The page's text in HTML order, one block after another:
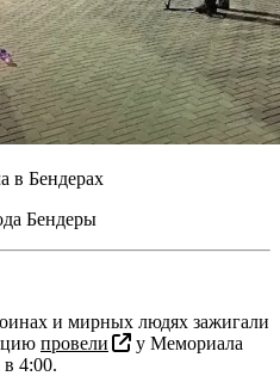
в Бендерах
Бендеры
и мирных людях зажигали
провели
у Мемориала
4:00.